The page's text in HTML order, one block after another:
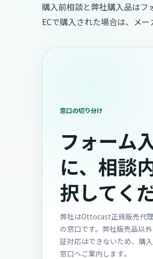
購入前相談と弊社購入品はフ
ECで購入された場合は、メー
窓口の切り分け
フォーム
に、相談
択してく
弊社はOttocast正規販売代
の窓口です。弊社販売品以
証対応はできないため、購
窓口へご案内します。